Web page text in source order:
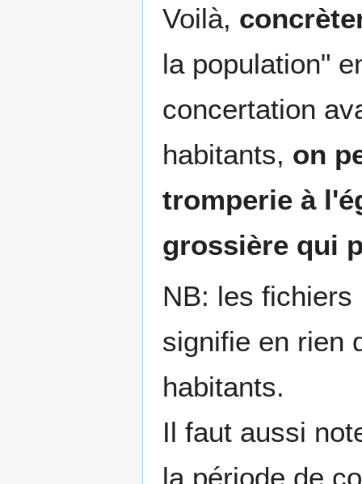
Voilà,
la population"
concertation
habitants, on
tromperie à
grossière qui
NB: les
signifie en rien
habitants.
Il faut aussi
la période de